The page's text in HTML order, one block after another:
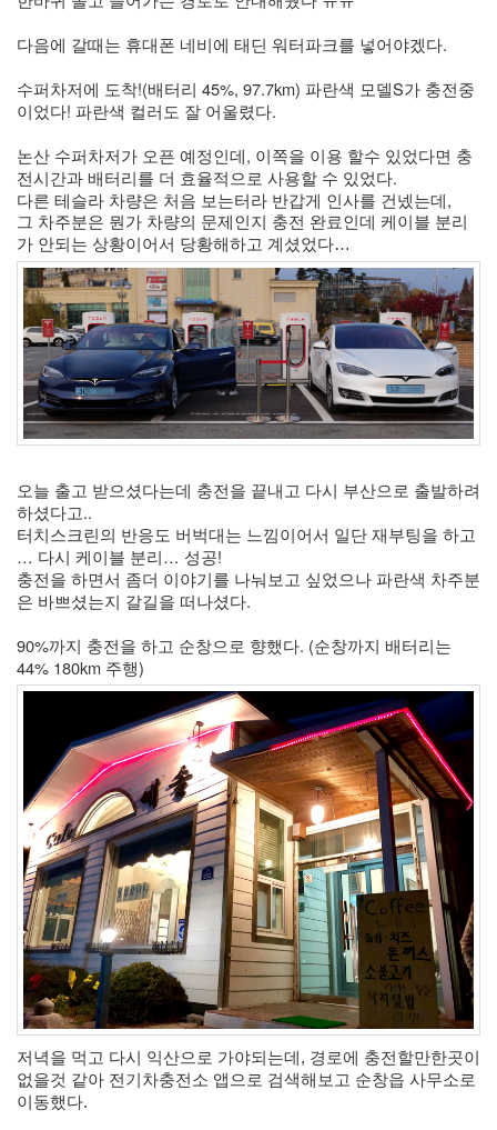
다음에 갈때는 휴대폰 네비에 태딘 워터파크를 넣어야겠다.
수퍼차저에 도착!(배터리 45%, 97.7km) 파란색 모델S가 충전중
이었다! 파란색 컬러도 잘 어울렸다.
논산 수퍼차저가 오픈 예정인데, 이쪽을 이용 할수 있었다면 충
전시간과 배터리를 더 효율적으로 사용할 수 있었다.
다른 테슬라 차량은 처음 보는터라 반갑게 인사를 건넸는데,
그 차주분은 뭔가 차량의 문제인지 충전 완료인데 케이블 분리
가 안되는 상황이어서 당황해하고 계셨었다…
오늘 출고 받으셨다는데 충전을 끝내고 다시 부산으로 출발하려
하셨다고..
터치스크린의 반응도 버벅대는 느낌이어서 일단 재부팅을 하고
… 다시 케이블 분리… 성공!
충전을 하면서 좀더 이야기를 나눠보고 싶었으나 파란색 차주분
은 바쁘셨는지 갈길을 떠나셨다.
90%까지 충전을 하고 순창으로 향했다. (순창까지 배터리는
44% 180km 주행)
저녁을 먹고 다시 익산으로 가야되는데, 경로에 충전할만한곳이
없을것 같아 전기차충전소 앱으로 검색해보고 순창읍 사무소로
이동했다.